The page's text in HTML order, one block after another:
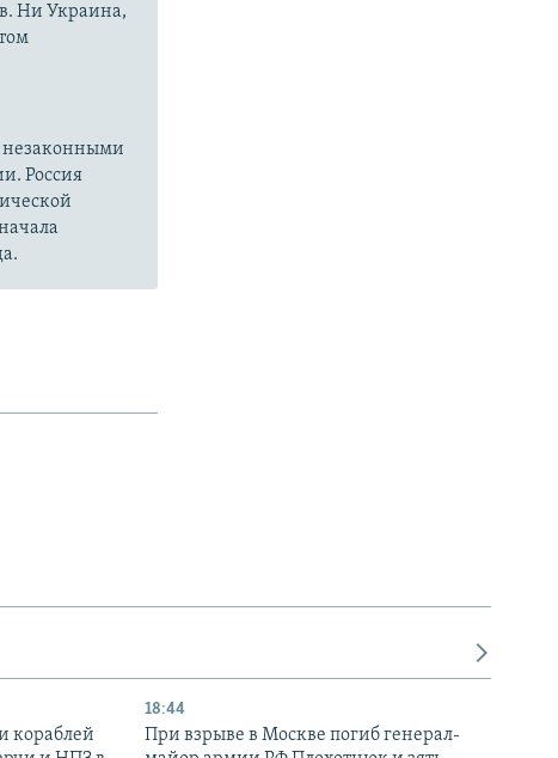
Ни Украина,
Россия
кораблей
18:44
При взрыве в Москве погиб генерал-